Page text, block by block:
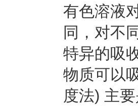
有色溶液
同，对不
特异的吸
物质可以
度法) 主